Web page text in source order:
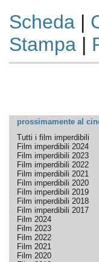
Scheda|
Stampa|
prossimamente al
Tutti i film imperdibili
Film imperdibili 2024
Film imperdibili 2023
Film imperdibili 2022
Film imperdibili 2021
Film imperdibili 2020
Film imperdibili 2019
Film imperdibili 2018
Film imperdibili 2017
Film 2024
Film 2023
Film 2022
Film 2021
Film 2020